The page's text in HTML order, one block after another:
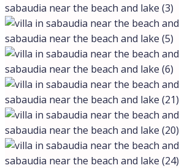
sabaudia near the beach and lake (3)
sabaudia near the beach and lake (5)
sabaudia near the beach and lake (6)
sabaudia near the beach and lake (21)
sabaudia near the beach and lake (20)
sabaudia near the beach and lake (24)